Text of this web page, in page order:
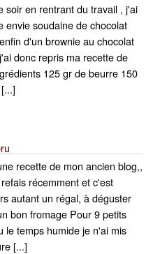
soir en rentrant du travail , j'ai
envie soudaine de chocolat
d'un brownie au chocolat
donc repris ma recette de
125 gr de beurre 150
recette de mon ancien blog,,
récemment et c'est
autant un régal, à déguster
bon fromage Pour 9 petits
le temps humide je n'ai mis
[...]